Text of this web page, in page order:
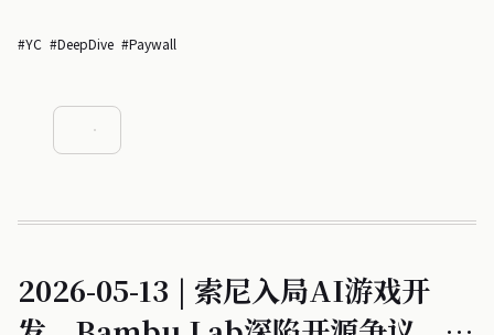
#YC #DeepDive #Paywall
2026-05-13 | 索尼入局AI游戏开